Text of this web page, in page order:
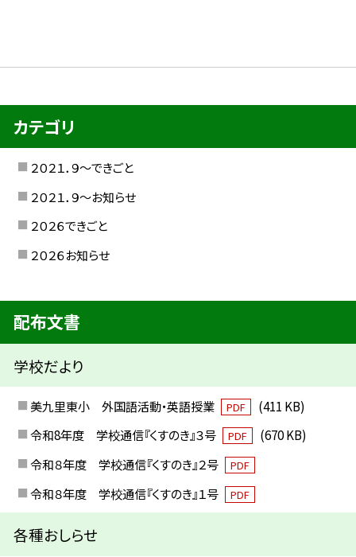
カテゴリ
２０２１．９〜できごと
２０２１．９〜お知らせ
２０２６できごと
２０２６お知らせ
配布文書
学校だより
美九里東小 外国語活動・英語授業 PDF
(411 KB)
令和8年度 学校通信『くすのき』３号
PDF
(670 KB)
令和８年度 学校通信『くすのき』２号
PDF
令和８年度 学校通信『くすのき』１号 PDF
各種おしらせ